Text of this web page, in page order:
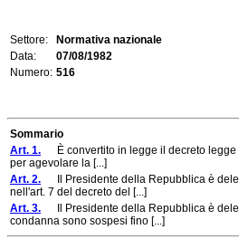
Settore:
Normativa nazionale
Data:
07/08/1982
Numero: 516
Sommario
Art. 1. È convertito in legge il decreto legge
per agevolare la [...]
Art. 2. Il Presidente della Repubblica è
nell'art. 7 del decreto del [...]
Art. 3. Il Presidente della Repubblica è
condanna sono sospesi fino [...]